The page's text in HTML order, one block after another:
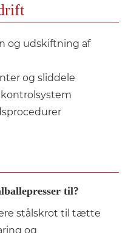
og udskiftning af
og sliddele
til?
stålskrot til tætte
og